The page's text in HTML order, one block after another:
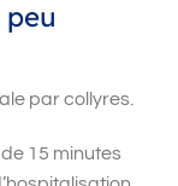
par collyres.
15 minutes